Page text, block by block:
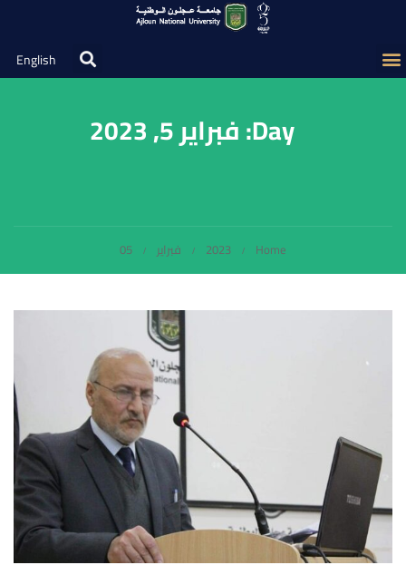
English
Day: فبراير 5, 2023
Home
2023 فبراير 05